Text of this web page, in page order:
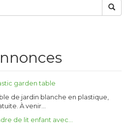
garden table
de jardin blanche en plastique,
À venir…
de lit enfant avec…